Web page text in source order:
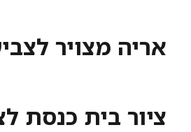
אריה מצויר
ציור בית כנסת